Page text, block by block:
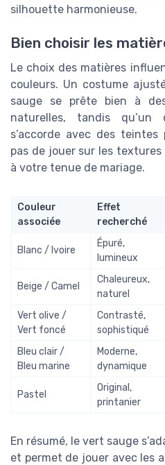
silhouette harmonieuse.
Bien choisir les
Le choix des matières
couleurs. Un costume
sauge se prête bien à
naturelles, tandis
s’accorde avec des teintes
pas de jouer sur les
à votre tenue de mariage.
Couleur
associée
Effet
recherché
Blanc / Ivoire
Épuré,
lumineux
Beige / Camel
Chaleureux,
naturel
Vert olive /
Vert foncé
Contrasté,
sophistiqué
Bleu clair /
Bleu marine
Moderne,
dynamique
Pastel
Original,
printanier
En résumé, le vert sauge
et permet de jouer avec les